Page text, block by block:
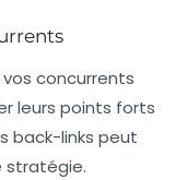
vos concurrents
leurs points forts
back-links peut
stratégie.